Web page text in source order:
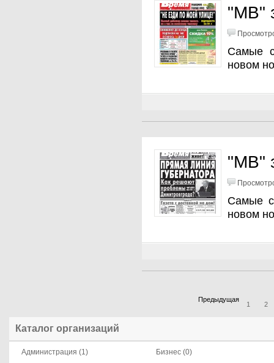
"МВ"
Самые
новом
"МВ"
Самые
новом
Предыдущая
1 2
Каталог организаций
Администрация (1) Бизнес (0)